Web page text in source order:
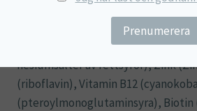
Vitamin B3 (nicotinamid), Inositol,
Aminobensoesyra), Vitamin B5
Pantotenat), Klumpförebyggande
nesiumsalter av fettsyror), Zink
(riboflavin), Vitamin B12
(pteroylmonoglutaminsyra),